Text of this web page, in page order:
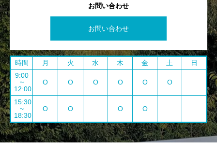
お問い合わせ
お問い合わせ
時間 月 火 水 木 金 土
日
9:00
~
12:00
O O O O O O
15:30
~
18:30
O O O O